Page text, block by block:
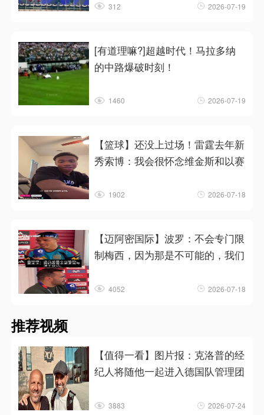
312 2026-07-19
[有道理嘛?]超越时代！马拉多纳
的中路爆破时刻！
1460 2026-07-19
【篮球】还没上过场！雷霆去年新
秀索博：我会很怀念维金斯和以赛
1902 2026-07-18
【迈阿密国际】波罗：不会专门限
制梅西，因为那是不可能的，我们
4052 2026-07-18
推荐视频
【值得一看】图片报：克洛普的经
纪人将随他一起进入德国队管理团
3883 2026-07-24